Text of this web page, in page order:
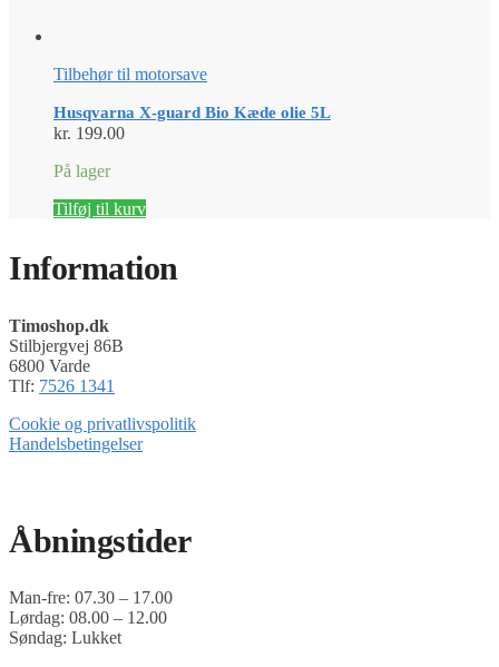
Tilbehør til motorsave
Husqvarna X-guard Bio Kæde olie 5L
kr. 199.00
På lager
Tilføj til kurv
Information
Timoshop.dk
Stilbjergvej 86B
6800 Varde
Tlf: 7526 1341
Cookie og privatlivspolitik
Handelsbetingelser
Åbningstider
Man-fre: 07.30 – 17.00
Lørdag: 08.00 – 12.00
Søndag: Lukket